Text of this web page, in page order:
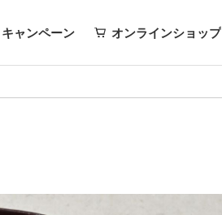
キャンペーン オンラインショップ